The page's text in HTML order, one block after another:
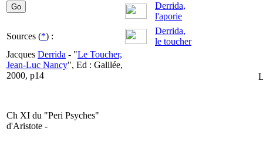
Derrida,
l'aporie
Sources (*) :
Derrida,
le toucher
Jacques Derrida - "Le Toucher,
Jean-Luc Nancy", Ed : Galilée,
2000, p14
Ch XI du "Peri Psyches"
d'Aristote -